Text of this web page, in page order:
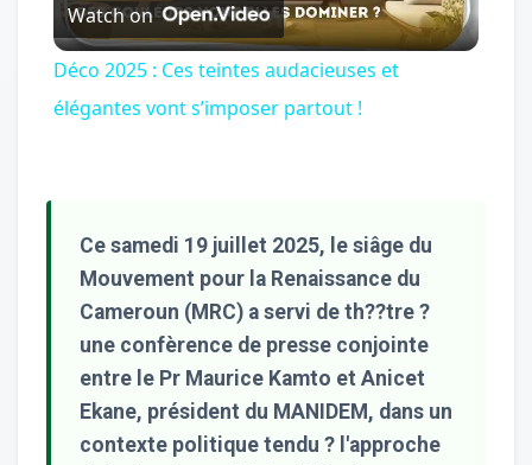
Video
Watch on
Déco 2025 : Ces teintes audacieuses et
élégantes vont s’imposer partout !
Ce samedi 19 juillet 2025, le siâge du
Mouvement pour la Renaissance du
Cameroun (MRC) a servi de th??tre ?
une confèrence de presse conjointe
entre le Pr Maurice Kamto et Anicet
Ekane, président du MANIDEM, dans un
contexte politique tendu ? l'approche